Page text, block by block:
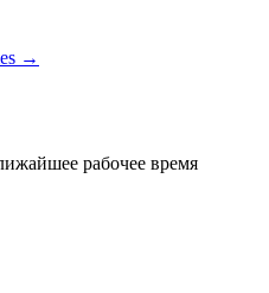
→
рабочее время